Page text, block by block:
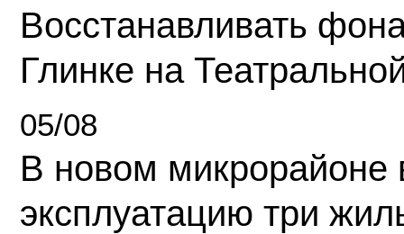
Восстанавливать
Глинке на
05/08
В новом микрорайоне
эксплуатацию три